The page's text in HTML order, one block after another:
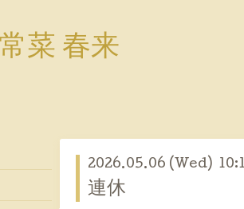
菜 春来
2026.05.06 (Wed)
連休